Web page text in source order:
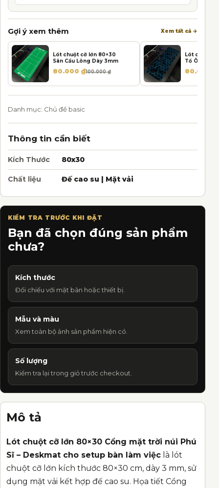
Gợi ý xem thêm Xem tất cả →
Lót chuột cỡ lớn 80×30
Sân Cầu Lông Dày 3mm
100.000₫
Giá gốc là: 100.000 ₫.
80.000 ₫
Giá hiện tại là: 80.000 ₫.
Lót chuột
Tổ Ông
Giá gốc
80.000
Giá hiện
Danh mục: Chủ đề basic
Thông tin cần biết
Kích Thước 80x30
Chất liệu Đế cao su | Mặt vải
KIỂM TRA TRƯỚC KHI ĐẶT
Bạn đã chọn đúng sản phẩm
chưa?
Kích thước
Đối chiếu với mặt bàn hoặc thiết bị.
Mẫu và màu
Xem toàn bộ ảnh sản phẩm hiện có.
Số lượng
Kiểm tra lại trong giỏ trước checkout.
Mô tả
Lót chuột cỡ lớn 80×30 Cổng mặt trời núi Phú
Sĩ – Deskmat cho setup bàn làm việc là lót
chuột cỡ lớn kích thước 80×30 cm, dày 3 mm, sử
dụng mặt vải kết hợp đế cao su. Họa tiết Cổng